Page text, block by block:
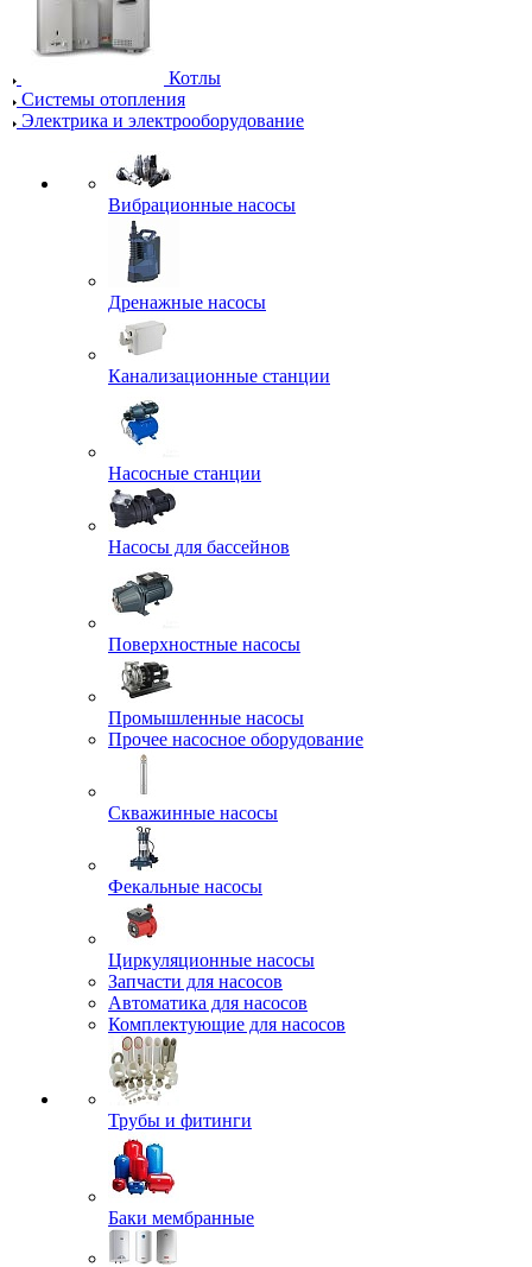
Котлы
Системы отопления
Электрика и электрооборудование
Вибрационные насосы
Дренажные насосы
Канализационные станции
Насосные станции
Насосы для бассейнов
Поверхностные насосы
Промышленные насосы
Прочее насосное оборудование
Скважинные насосы
Фекальные насосы
Циркуляционные насосы
Запчасти для насосов
Автоматика для насосов
Комплектующие для насосов
Трубы и фитинги
Баки мембранные